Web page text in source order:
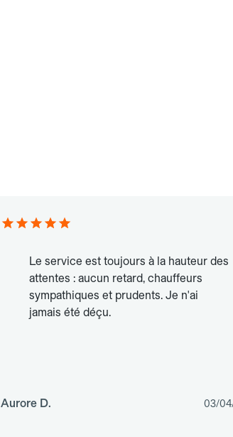
Le service est toujours à la hauteur des
attentes : aucun retard, chauffeurs
sympathiques et prudents. Je n'ai
jamais été déçu.
Aurore D. 03/